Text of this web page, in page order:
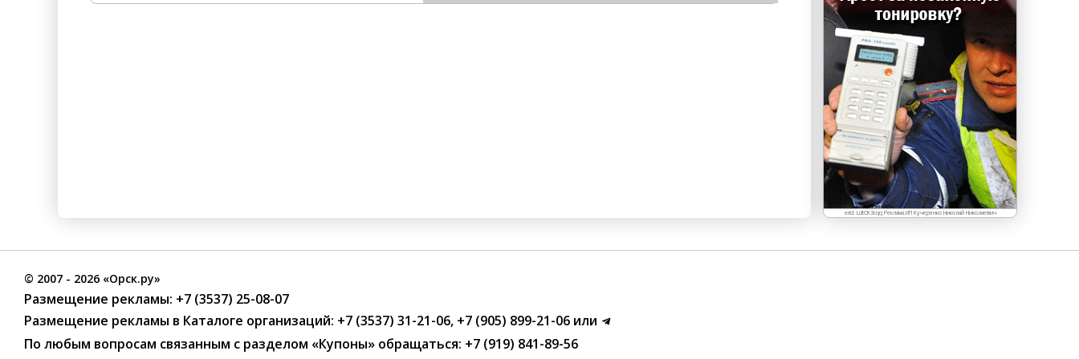
erid: LdtCK3cqq Реклама.ИП Кучеренко Николай Николаевич
© 2007 - 2026 «Орск.ру»
Размещение рекламы: +7 (3537) 25-08-07
Размещение рекламы в Каталоге организаций: +7 (3537) 31-21-06, +7 (905) 899-21-06 или
По любым вопросам связанным с разделом «Купоны» обращаться: +7 (919) 841-89-56